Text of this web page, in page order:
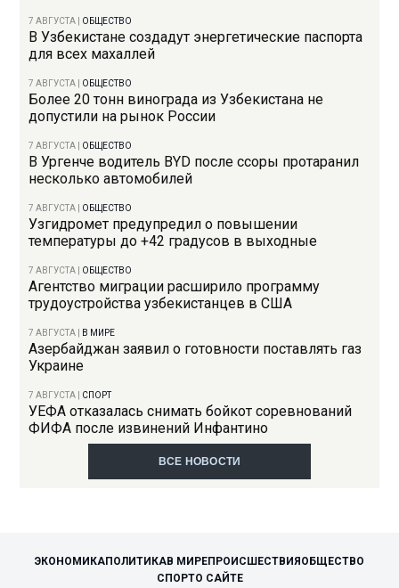
7 АВГУСТА ОБЩЕСТВО
В Узбекистане создадут энергетические паспорта
для всех махаллей
7 АВГУСТА ОБЩЕСТВО
Более 20 тонн винограда из Узбекистана не
допустили на рынок России
7 АВГУСТА ОБЩЕСТВО
В Ургенче водитель BYD после ссоры протаранил
несколько автомобилей
7 АВГУСТА ОБЩЕСТВО
Узгидромет предупредил о повышении
температуры до +42 градусов в выходные
7 АВГУСТА ОБЩЕСТВО
Агентство миграции расширило программу
трудоустройства узбекистанцев в США
7 АВГУСТА В МИРЕ
Азербайджан заявил о готовности поставлять газ
Украине
7 АВГУСТА СПОРТ
УЕФА отказалась снимать бойкот соревнований
ФИФА после извинений Инфантино
ВСЕ НОВОСТИ
ЭКОНОМИКАПОЛИТИКАВ МИРЕПРОИСШЕСТВИЯ ОБЩЕСТВО
СПОРТО САЙТЕ